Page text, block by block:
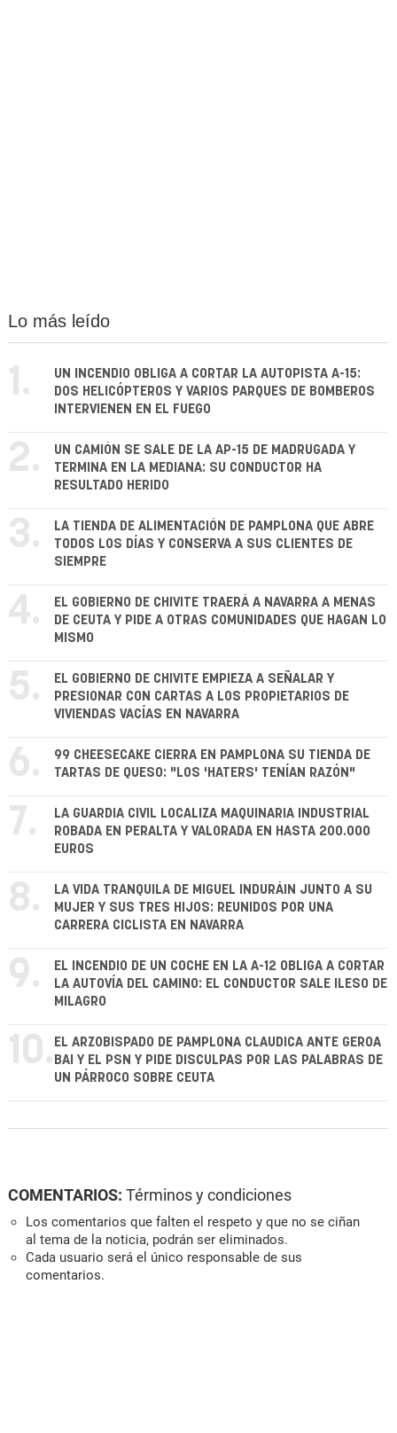
Lo más leído
1.
UN INCENDIO OBLIGA A CORTAR LA AUTOPISTA A-15:
DOS HELICÓPTEROS Y VARIOS PARQUES DE BOMBEROS
INTERVIENEN EN EL FUEGO
2.
UN CAMIÓN SE SALE DE LA AP-15 DE MADRUGADA Y
TERMINA EN LA MEDIANA: SU CONDUCTOR HA
RESULTADO HERIDO
3.
LA TIENDA DE ALIMENTACIÓN DE PAMPLONA QUE ABRE
TODOS LOS DÍAS Y CONSERVA A SUS CLIENTES DE
SIEMPRE
4.
EL GOBIERNO DE CHIVITE TRAERÁ A NAVARRA A MENAS
DE CEUTA Y PIDE A OTRAS COMUNIDADES QUE HAGAN LO
MISMO
5.
EL GOBIERNO DE CHIVITE EMPIEZA A SEÑALAR Y
PRESIONAR CON CARTAS A LOS PROPIETARIOS DE
VIVIENDAS VACÍAS EN NAVARRA
6.
99 CHEESECAKE CIERRA EN PAMPLONA SU TIENDA DE
TARTAS DE QUESO: "LOS 'HATERS' TENÍAN RAZÓN"
7.
LA GUARDIA CIVIL LOCALIZA MAQUINARIA INDUSTRIAL
ROBADA EN PERALTA Y VALORADA EN HASTA 200.000
EUROS
8.
LA VIDA TRANQUILA DE MIGUEL INDURÁIN JUNTO A SU
MUJER Y SUS TRES HIJOS: REUNIDOS POR UNA
CARRERA CICLISTA EN NAVARRA
9.
EL INCENDIO DE UN COCHE EN LA A-12 OBLIGA A CORTAR
LA AUTOVÍA DEL CAMINO: EL CONDUCTOR SALE ILESO DE
MILAGRO
10. EL ARZOBISPADO DE PAMPLONA CLAUDICA ANTE GEROA
BAI Y EL PSN Y PIDE DISCULPAS POR LAS PALABRAS DE
UN PÁRROCO SOBRE CEUTA
COMENTARIOS: Términos y condiciones
Los comentarios que falten el respeto y que no se ciñan
al tema de la noticia, podrán ser eliminados.
Cada usuario será el único responsable de sus
comentarios.